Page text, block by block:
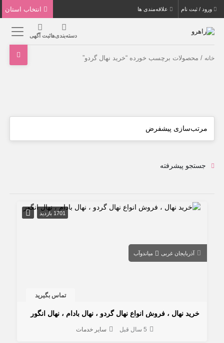
ورود / ثبت نام علاقه‌مندی ها
دسته‌بندی‌هاثبت آگهی
خانه / محصولات برچسب خورده “خرید نهال گردو”
جستجو پیشرفته
1701 بازدید
آذربایجان غربی میاندوآب
تماس بگیرید
خرید نهال ، فروش انواع نهال گردو ، نهال بادام ، نهال انگور
5 سال قبل سایر خدمات